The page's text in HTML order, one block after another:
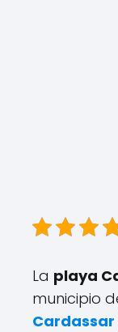
La playa
municipio
Cardassar